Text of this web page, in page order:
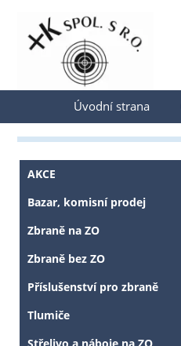
Přihlásit se
Úvodní strana
AKCE
Bazar, komisní prodej
Zbraně na ZO
Zbraně bez ZO
Příslušenství pro zbraně
Tlumiče